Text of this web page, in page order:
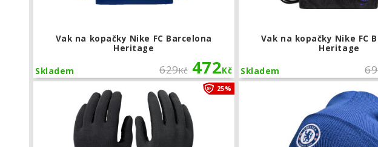
Vak na kopačky Nike FC Barcelona
Heritage
629Kč 472Kč
Skladem
Vak na kopačky Nike FC
Heritage
Skladem
25% Hráčské rukavice Nike Chelsea FC